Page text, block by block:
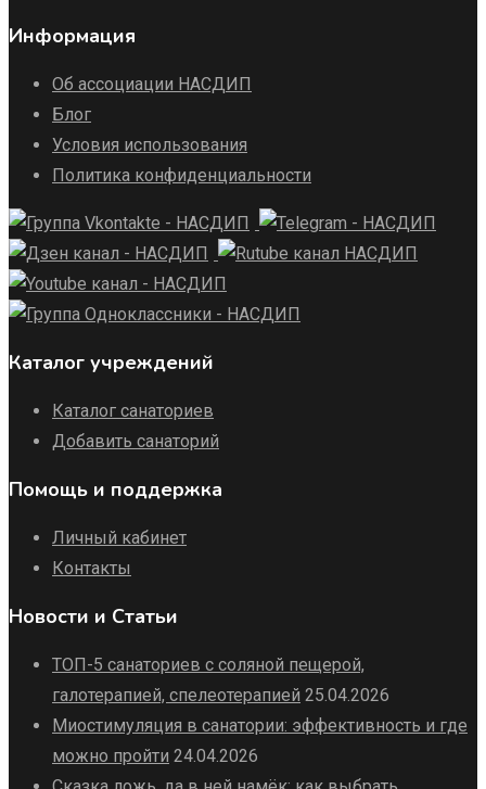
Информация
Об ассоциации НАСДИП
Блог
Условия использования
Политика конфиденциальности
Каталог учреждений
Каталог санаториев
Добавить санаторий
Помощь и поддержка
Личный кабинет
Контакты
Новости и Статьи
ТОП-5 санаториев с соляной пещерой,
галотерапией, спелеотерапией 25.04.2026
Миостимуляция в санатории: эффективность и где
можно пройти 24.04.2026